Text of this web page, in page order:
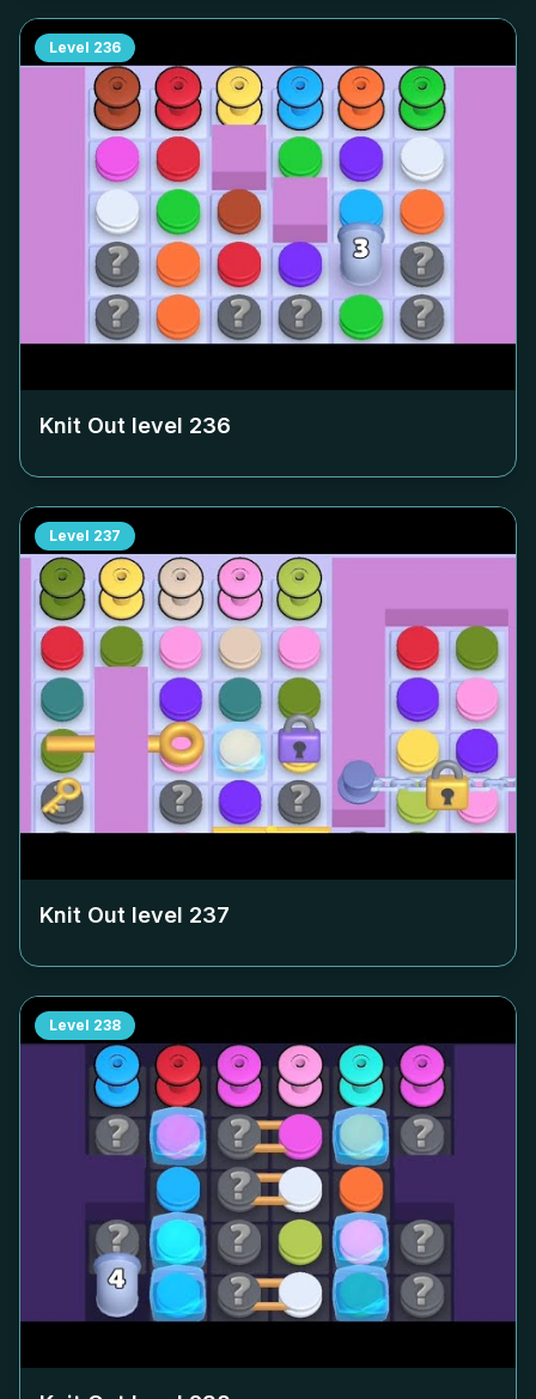
Level 236
Knit Out level 236
Level 237
Knit Out level 237
Level 238